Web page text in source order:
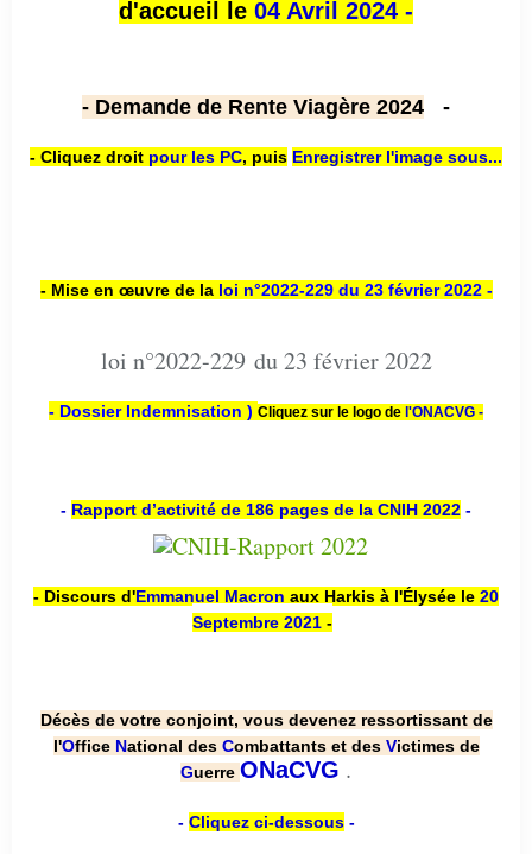
d'accueil le 04 Avril 2024 -
- Demande de Rente Viagère 2024 -
- Cliquez droit pour les PC, puis Enregistrer l'image sous...
- Mise en œuvre de la loi n°2022-229 du 23 février 2022 -
loi n°2022-229 du 23 février 2022
- Dossier Indemnisation ) Cliquez sur le logo de l'ONACVG -
- Rapport d’activité de 186 pages de la CNIH 2022 -
- Discours d'Emmanuel Macron aux Harkis à l'Élysée le 20
Septembre 2021 -
Décès de votre conjoint, vous devenez ressortissant de
l'Office National des Combattants et des Victimes de
Guerre ONaCVG .
- Cliquez ci-dessous-